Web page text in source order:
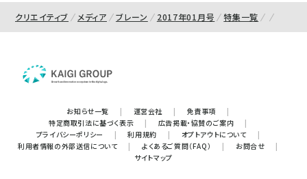
クリエイティブ メディア ブレーン 2017年01月号 特集一覧
お知らせ一覧 | 運営会社 | 免責事項
|
特定商取引法に基づく表示
| 広告掲載・協賛のご案内
|
プライバシーポリシー
| 利用規約 | オプトアウトについて
|
利用者情報の外部送信について
| よくあるご質問（FAQ） | お問合せ
|
サイトマップ